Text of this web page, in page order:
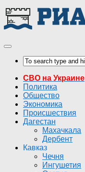
СВО на Украине
Политика
Общество
Экономика
Происшествия
Дагестан
Махачкала
Дербент
Кавказ
Чечня
Ингушетия